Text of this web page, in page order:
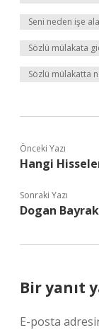
Seni neden işe
Sözlü mülakata
Sözlü mülakatta
Önceki Yazı
Hangi
Sonraki Yazı
Dogan
Bir yanıt
E-posta